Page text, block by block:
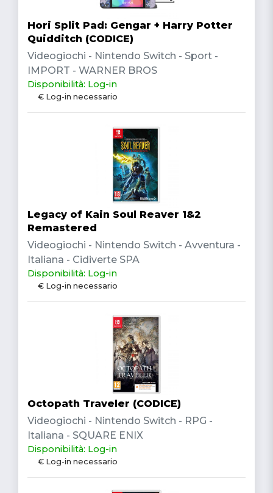
Hori Split Pad: Gengar + Harry Potter
Quidditch (CODICE)
Videogiochi - Nintendo Switch - Sport -
IMPORT - WARNER BROS
Disponibilità: Log-in
€ Log-in necessario
Legacy of Kain Soul Reaver 1&2
Remastered
Videogiochi - Nintendo Switch - Avventura -
Italiana - Cidiverte SPA
Disponibilità: Log-in
€ Log-in necessario
Octopath Traveler (CODICE)
Videogiochi - Nintendo Switch - RPG -
Italiana - SQUARE ENIX
Disponibilità: Log-in
€ Log-in necessario